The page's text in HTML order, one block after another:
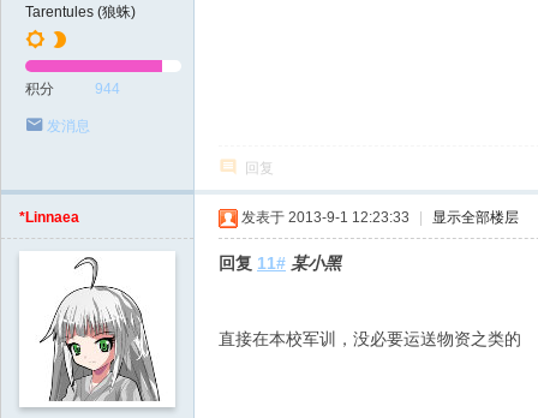
Tarentules (狼蛛)
积分 944
发消息
回复
*Linnaea 发表于 2013-9-1 12:23:33 显示全部楼层
回复 11# 某小黑
直接在本校军训，没必要运送物资之类的